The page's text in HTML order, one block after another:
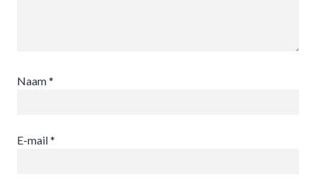
Naam*
E-mail*